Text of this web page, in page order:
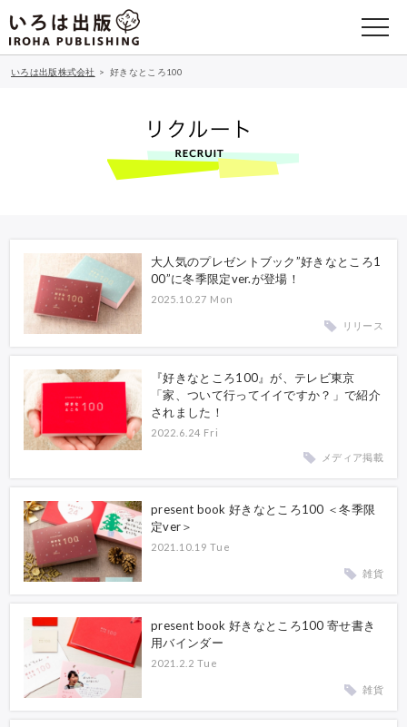
いろは出版株式会社 > 好きなところ100
大人気のプレゼントブック”好きなところ1
00”に冬季限定ver.が登場！
2025.10.27 Mon
リリース
『好きなところ100』が、テレビ東京
「家、ついて行ってイイですか？」で紹介
されました！
2022.6.24 Fri
メディア掲載
present book 好きなところ100 ＜冬季限
定ver＞
2021.10.19 Tue
雑貨
present book 好きなところ100 寄せ書き
用バインダー
2021.2.2 Tue
雑貨